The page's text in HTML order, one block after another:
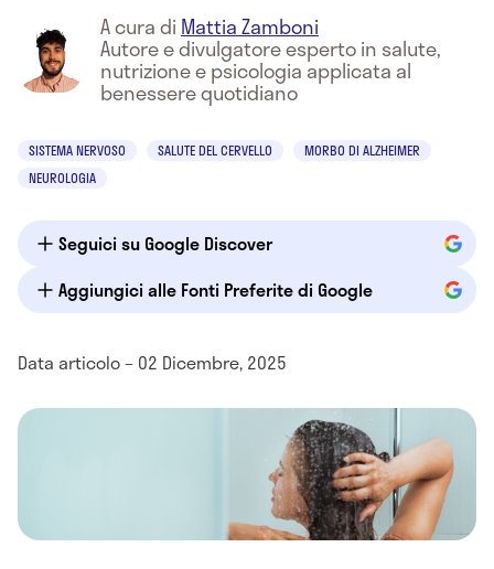
A cura di Mattia Zamboni
Autore e divulgatore esperto in salute,
nutrizione e psicologia applicata al
benessere quotidiano
SISTEMA NERVOSO SALUTE DEL CERVELLO
MORBO DI ALZHEIMER
NEUROLOGIA
Seguici su Google Discover
Aggiungici alle Fonti Preferite di Google
Data articolo – 02 Dicembre, 2025